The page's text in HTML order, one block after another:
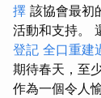
擇 該協會最初
活動和支持。
登記 全口重建
期待春天，至
作為一個令人